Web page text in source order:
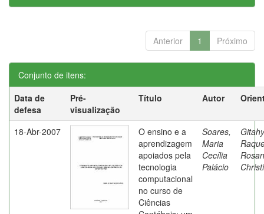
Anterior 1 Próximo
Conjunto de itens:
Data de
defesa
Pré-
visualização
Título Autor
18-Abr-2007
O ensino e a
aprendizagem
apoiados pela
tecnologia
computacional
no curso de
Ciências
Soares,
Maria
Cecília
Palácio
Rosan